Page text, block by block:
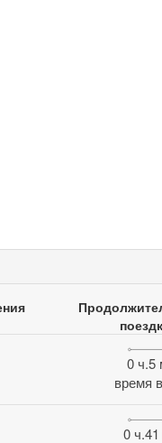
0 ч.5
время
0